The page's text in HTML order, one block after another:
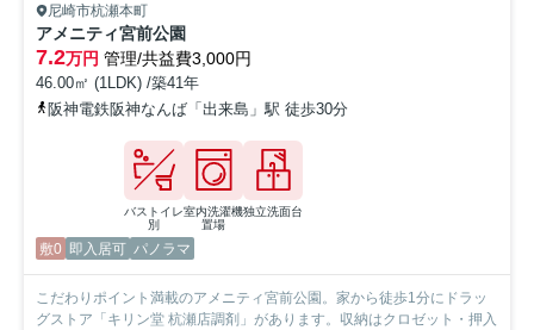
尼崎市杭瀬本町
アメニティ宮前公園
7.2万円 管理/共益費3,000円
46.00㎡ (1LDK) /築41年
阪神電鉄阪神なんば「出来島」駅 徒歩30分
バストイレ
別
室内洗濯機
置場
独立洗面台
敷0 即入居可 パノラマ
こだわりポイント満載のアメニティ宮前公園。家から徒歩1分にドラッ
グストア「キリン堂 杭瀬店調剤」があります。収納はクロゼット・押入